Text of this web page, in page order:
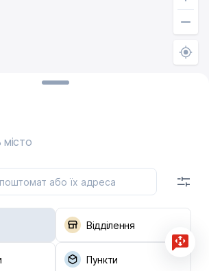
місто
Відділення
Пункти